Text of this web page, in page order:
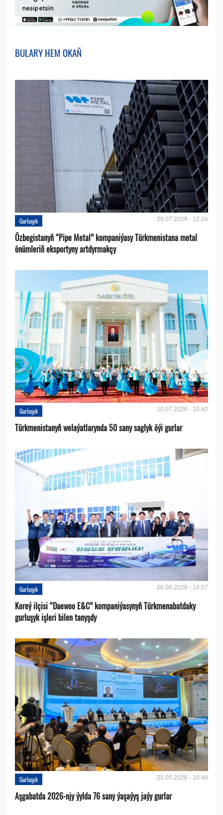
BULARY HEM OKAŇ
Gurluşyk 29.07.2026 - 12:24
Özbegistanyň “Pipe Metal” kompaniýasy Türkmenistana metal
önümleriň eksportyny artdyrmakçy
Gurluşyk 10.07.2026 - 10:42
Türkmenistanyň welaýatlarynda 50 sany saglyk öýi gurlar
Gurluşyk 26.06.2026 - 14:57
Koreý ilçisi “Daewoo E&C” kompaniýasynyň Türkmenabatdaky
gurluşyk işleri bilen tanyşdy
Gurluşyk 25.05.2026 - 10:48
Aşgabatda 2026-njy ýylda 76 sany ýaşaýyş jaýy gurlar